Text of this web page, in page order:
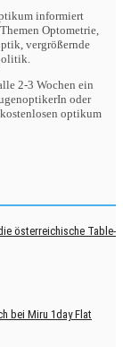
informiert
Optometrie,
vergrößernde
2-3 Wochen ein
oder
optikum
österreichische Table-
bei Miru 1day Flat